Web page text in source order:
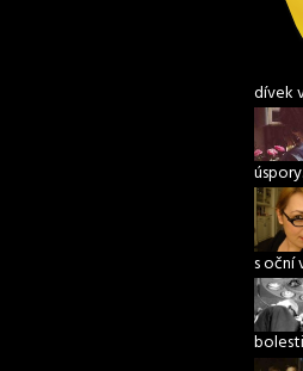
dívek
s oční